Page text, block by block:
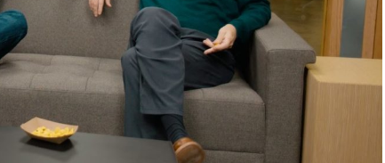
Volcán de Fuego retorna a parámetros
normales tras 50 horas de actividad